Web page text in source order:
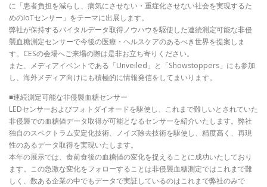
に「患者負担を減らし、病気にさせない・重症化させない社会を実現するた
めのIoTセンサー」をテーマに出展します。
弊社が保持するバイタルデータ取得ノウハウを駆使した連続測定可能な非侵
襲血糖測定センサーで今後の医療・ヘルスケアのあるべき世界を提案しま
す。CESの会場へご来場の際は是非お立ち寄りください。
また、メディアイベントである「Unveiled」と「Showstoppers」にも参加
し、海外メディア向けにも積極的に情報発信をしてまいります。
■連続測定可能な非侵襲血糖センサー
LEDセンサーおよびフォトダイオードを駆使し、これまで難しいとされていた
非侵襲での血糖値データ取得が可能となるセンサーを紹介いたします。弊社
独自のスペクトラム安定化技術、ノイズ除去技術を駆使し、精度高く、再現
性のあるデータ取得を実現いたします。
本年の展示では、食前食後の血糖値の変化を捉えることに成功いたしており
ます。この急激な変化をフォローすることは非侵襲血糖測定ではこれまで難
しく、数ある企業の中でもデータで実証しているのはこれまで弊社のみで